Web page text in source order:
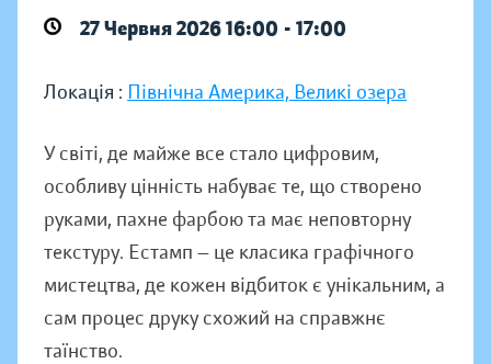
27 Червня 2026 16:00 - 17:00
Локація : Північна Америка, Великі озера
У світі, де майже все стало цифровим,
особливу цінність набуває те, що створено
руками, пахне фарбою та має неповторну
текстуру. Естамп — це класика графічного
мистецтва, де кожен відбиток є унікальним, а
сам процес друку схожий на справжнє
таїнство.